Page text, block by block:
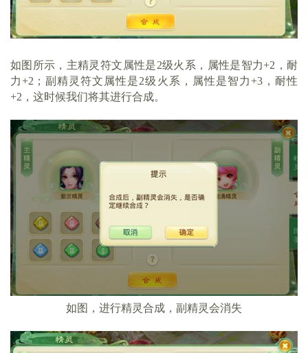
如图所示，主精灵符文属性是2级火系，属性是智力+2，耐
力+2；副精灵符文属性是2级火系，属性是智力+3，耐性
+2，这时候我们将其进行合成。
如图，进行精灵合成，副精灵会消失